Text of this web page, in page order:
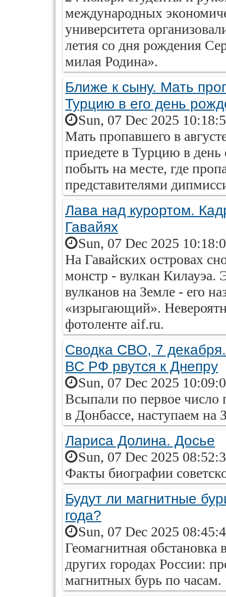
международных
университета
летия со дня рождения
милая Родина».
Ближе к сыну. Мать
Турцию в его день
Sun, 07 Dec 2025
Мать пропавшего в
приедете в Турцию в
побыть на месте, где
представителями
Лава над курортом.
Гавайях
Sun, 07 Dec 2025
На Гавайских островах
монстр - вулкан Килауэа.
вулканов на Земле - его
«изрыгающий».
фотоленте aif.ru.
Сводка СВО, 7
ВС РФ рвутся к Днепру
Sun, 07 Dec 2025
Всыпали по первое число
в Донбассе, наступаем на
Лариса Долина. Досье
Sun, 07 Dec 2025
Факты биографии
Будут ли магнитные
года?
Sun, 07 Dec 2025
Геомагнитная
других городах России:
магнитных бурь по часам.